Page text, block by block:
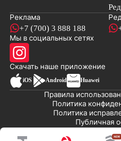
Реклама
+7 (700) 3 888 188
Мы в социальных сетях
Скачать наше приложение
iOS Android Huawei
Публичная
Политика
Политика
Правила